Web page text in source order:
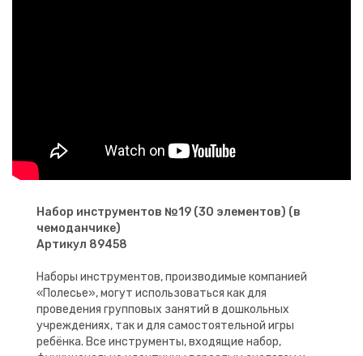
Набор инструментов №19 (30 элементов) (в
чемоданчике)
Артикул 89458
Наборы инструментов, производимые компанией
«Полесье», могут использоваться как для
проведения групповых занятий в дошкольных
учреждениях, так и для самостоятельной игры
ребёнка. Все инструменты, входящие набор,